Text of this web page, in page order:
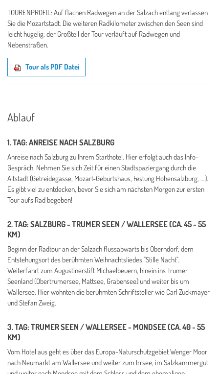
TOURENPROFIL: Auf flachen Radwegen an der Salzach entlang verlassen
Sie die Mozartstadt. Die weiteren Radkilometer zwischen den Seen sind
leicht hügelig. der Großteil der Tour verläuft auf Radwegen und
Nebenstraßen.
Tour als PDF Datei
Ablauf
1. TAG: ANREISE NACH SALZBURG
Anreise nach Salzburg zu Ihrem Starthotel. Hier erfolgt auch das Info-
Gespräch. Nehmen Sie sich Zeit für einen Stadtspaziergang durch die
Altstadt (Getreidegasse, Mozart-Geburtshaus, Festung Hohensalzburg, ...).
Es gibt viel zu entdecken, bevor Sie sich am nächsten Morgen zur ersten
Tour aufs Rad begeben!
2. TAG: SALZBURG - TRUMER SEEN / WALLERSEE (CA. 45 - 55
KM)
Beginn der Radtour an der Salzach flussabwärts bis Oberndorf, dem
Entstehungsort des berühmten Weihnachtsliedes "Stille Nacht".
Weiterfahrt zum Augustinerstift Michaelbeuern, hinein ins Trumer
Seenland (Obertrumersee, Mattsee, Grabensee) und weiter bis um
Wallersee. Hier wohnten die berühmten Schriftsteller wie Carl Zuckmayer
und Stefan Zweig.
3. TAG: TRUMER SEEN / WALLERSEE - MONDSEE (CA. 40 - 55
KM)
Vom Hotel aus geht es über das Europa-Naturschutzgebiet Wenger Moor
nach Neumarkt am Wallersee und weiter zum Irrsee, im Salzkammergut